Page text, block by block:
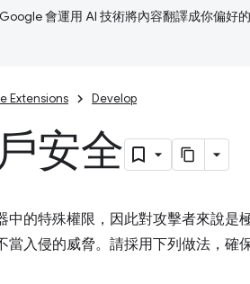
Google 會運用 AI 技術將內容翻譯成你偏好
Extensions Develop
安全
中的特殊權限，因此對攻擊者來說是
當入侵的威脅。請採用下列做法，確